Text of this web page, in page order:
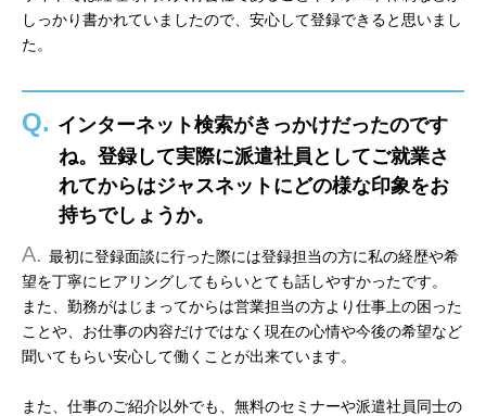
しっかり書かれていましたので、安心して登録できると思いまし
た。
Q. インターネット検索がきっかけだったのです
ね。登録して実際に派遣社員としてご就業さ
れてからはジャスネットにどの様な印象をお
持ちでしょうか。
A. 最初に登録面談に行った際には登録担当の方に私の経歴や希
望を丁寧にヒアリングしてもらいとても話しやすかったです。
また、勤務がはじまってからは営業担当の方より仕事上の困った
ことや、お仕事の内容だけではなく現在の心情や今後の希望など
聞いてもらい安心して働くことが出来ています。
また、仕事のご紹介以外でも、無料のセミナーや派遣社員同士の